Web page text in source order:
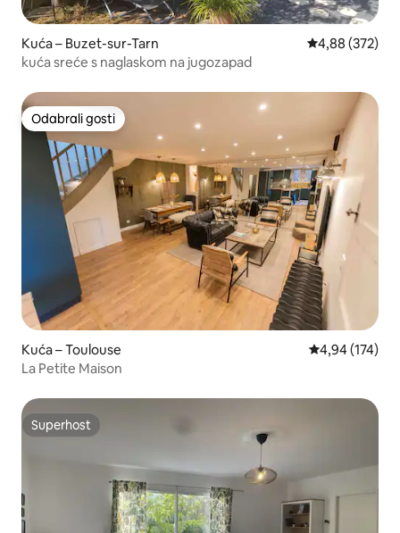
Kuća – Buzet-sur-Tarn Prosječna
4,88 (372)
kuća sreće s naglaskom na jugozapad
Odabrali gosti
Odabrali gosti
Kuća – Toulouse Prosječna
4,94 (174)
La Petite Maison
Superhost
Superhost